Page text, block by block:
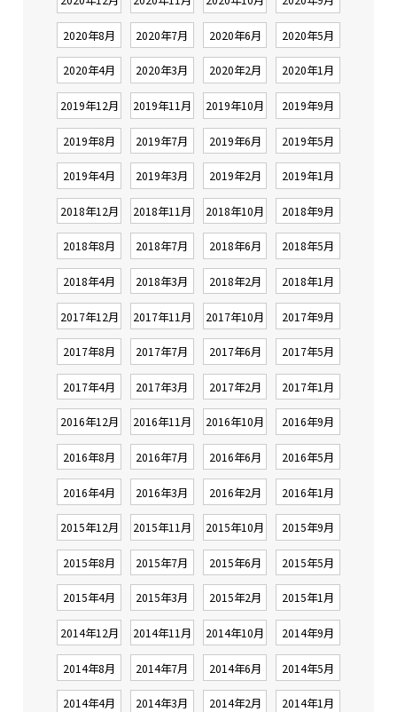
2020年8月 2020年7月 2020年6月 2020年5月
2020年4月 2020年3月 2020年2月 2020年1月
2019年12月 2019年11月 2019年10月 2019年9月
2019年8月 2019年7月 2019年6月 2019年5月
2019年4月 2019年3月 2019年2月 2019年1月
2018年12月 2018年11月 2018年10月 2018年9月
2018年8月 2018年7月 2018年6月 2018年5月
2018年4月 2018年3月 2018年2月 2018年1月
2017年12月 2017年11月 2017年10月 2017年9月
2017年8月 2017年7月 2017年6月 2017年5月
2017年4月 2017年3月 2017年2月 2017年1月
2016年12月 2016年11月 2016年10月 2016年9月
2016年8月 2016年7月 2016年6月 2016年5月
2016年4月 2016年3月 2016年2月 2016年1月
2015年12月 2015年11月 2015年10月 2015年9月
2015年8月 2015年7月 2015年6月 2015年5月
2015年4月 2015年3月 2015年2月 2015年1月
2014年12月 2014年11月 2014年10月 2014年9月
2014年8月 2014年7月 2014年6月 2014年5月
2014年4月 2014年3月 2014年2月 2014年1月